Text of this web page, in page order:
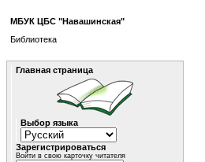
МБУК ЦБС "Навашинская"
Библиотека
Главная страница
Выбор языка
Зарегистрироваться
Войти в свою карточку читателя